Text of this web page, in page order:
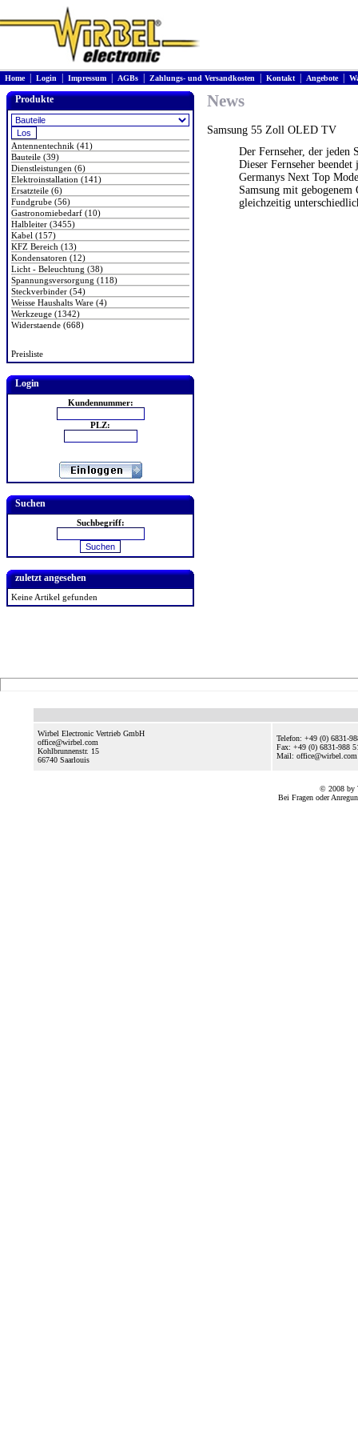
Home| Login Impressum AGBs Zahlungs- und Versandkosten Kontakt| Angebote|
Produkte
Antennentechnik (41)
Bauteile (39)
Dienstleistungen (6)
Elektroinstallation (141)
Ersatzteile (6)
Fundgrube (56)
Gastronomiebedarf (10)
Halbleiter (3455)
Kabel (157)
KFZ Bereich (13)
Kondensatoren (12)
Licht - Beleuchtung (38)
Spannungsversorgung (118)
Steckverbinder (54)
Weisse Haushalts Ware (4)
Werkzeuge (1342)
Widerstaende (668)
Preisliste
Login
Kundennummer:
PLZ:
Suchen
Suchbegriff:
zuletzt angesehen
Keine Artikel gefunden
News
Samsung 55 Zoll OLED TV
Der Fernseher, der jeden
Dieser Fernseher
Germanys Next Top
Samsung mit
gleichzeitig
Wirbel Electronic Vertrieb GmbH
office@wirbel.com
Kohlbrunnenstr. 15
66740 Saarlouis
Telefon: +49 (0) 6831-
Fax: +49 (0) 6831-988
Mail: office@wirbel.com
© 2008 by
Bei Fragen oder